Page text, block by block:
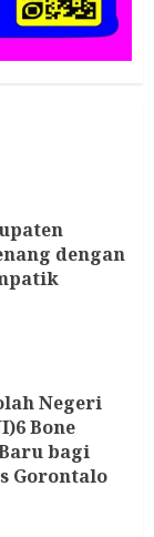
dengan
Negeri
Bone
bagi
Gorontalo